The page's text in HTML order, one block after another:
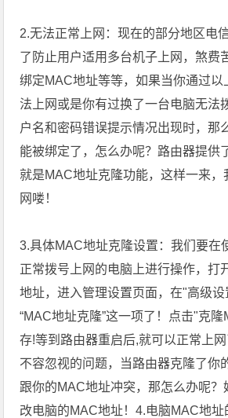
2.无法正常上网：现在的部分地区电
了防止用户适用多台机子上网，煞费
绑定MAC地址等等，如果当你通过以
法上网或是你有过换了一台电脑无法
户名和密码错误提示情况出现时，那
能被绑定了，怎么办呢？路由器提供
就是MAC地址克隆功能，这样一来，
网喽！
3.具体MAC地址克隆设置：我们要在
正常拨号上网的电脑上进行操作，打
地址，进入管理设置页面，在"高级设
“MAC地址克隆”这一项了！点击"克
存!等到路由器重启后,就可以正常上
不容忽视的问题，当路由器克隆了你
跟你的MAC地址冲突，那怎么办呢？
改电脑的MAC地址！4.电脑MAC地址